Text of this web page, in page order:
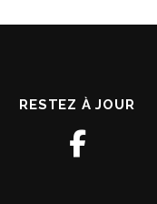
RESTEZ À JOUR